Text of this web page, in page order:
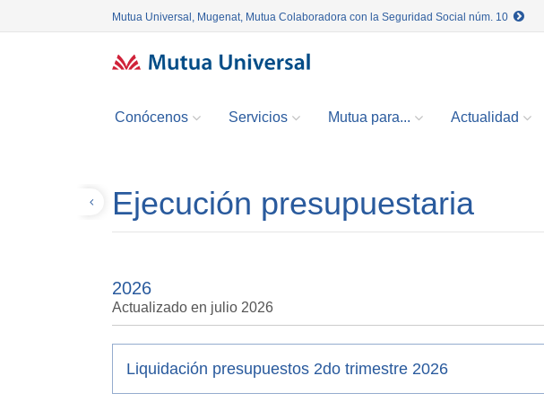
Mutua Universal, Mugenat, Mutua Colaboradora con la Seguridad Social núm. 10
Conócenos Servicios Mutua para... Actualidad
Ejecución presupuestaria
2026
Actualizado en julio 2026
Liquidación presupuestos 2do trimestre 2026